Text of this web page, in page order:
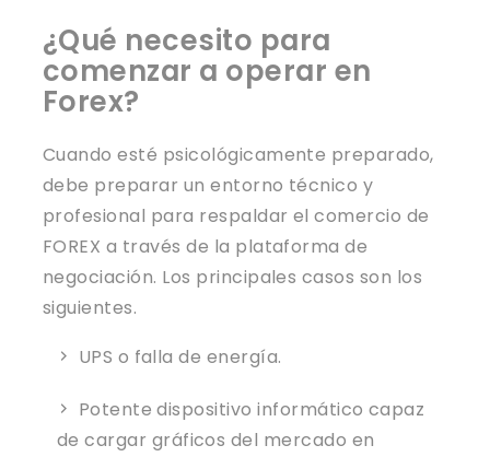
¿Qué necesito para
comenzar a operar en
Forex?
Cuando esté psicológicamente preparado,
debe preparar un entorno técnico y
profesional para respaldar el comercio de
FOREX a través de la plataforma de
negociación. Los principales casos son los
siguientes.
UPS o falla de energía.
Potente dispositivo informático capaz
de cargar gráficos del mercado en